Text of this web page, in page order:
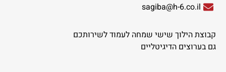
sagiba@h-6.co.il
קבוצת הילוך שישי שמחה לעמוד לשירותכם
גם בערוצים הדיגיטליים